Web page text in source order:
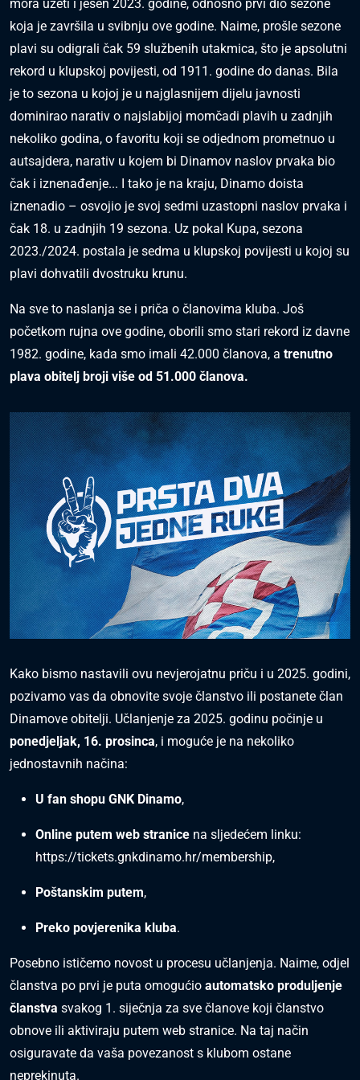
mora uzeti i jesen 2023. godine, odnosno prvi dio sezone
koja je završila u svibnju ove godine. Naime, prošle sezone
plavi su odigrali čak 59 službenih utakmica, što je apsolutni
rekord u klupskoj povijesti, od 1911. godine do danas. Bila
je to sezona u kojoj je u najglasnijem dijelu javnosti
dominirao narativ o najslabijoj momčadi plavih u zadnjih
nekoliko godina, o favoritu koji se odjednom prometnuo u
autsajdera, narativ u kojem bi Dinamov naslov prvaka bio
čak i iznenađenje... I tako je na kraju, Dinamo doista
iznenadio – osvojio je svoj sedmi uzastopni naslov prvaka i
čak 18. u zadnjih 19 sezona. Uz pokal Kupa, sezona
2023./2024. postala je sedma u klupskoj povijesti u kojoj su
plavi dohvatili dvostruku krunu.
Na sve to naslanja se i priča o članovima kluba. Još
početkom rujna ove godine, oborili smo stari rekord iz davne
1982. godine, kada smo imali 42.000 članova, a trenutno
plava obitelj broji više od 51.000 članova.
Kako bismo nastavili ovu nevjerojatnu priču i u 2025. godini,
pozivamo vas da obnovite svoje članstvo ili postanete član
Dinamove obitelji. Učlanjenje za 2025. godinu počinje u
ponedjeljak, 16. prosinca, i moguće je na nekoliko
jednostavnih načina:
U fan shopu GNK Dinamo,
Online putem web stranice na sljedećem linku:
https://tickets.gnkdinamo.hr/membership,
Poštanskim putem,
Preko povjerenika kluba.
Posebno ističemo novost u procesu učlanjenja. Naime, odjel
članstva po prvi je puta omogućio automatsko produljenje
članstva svakog 1. siječnja za sve članove koji članstvo
obnove ili aktiviraju putem web stranice. Na taj način
osiguravate da vaša povezanost s klubom ostane
neprekinuta.